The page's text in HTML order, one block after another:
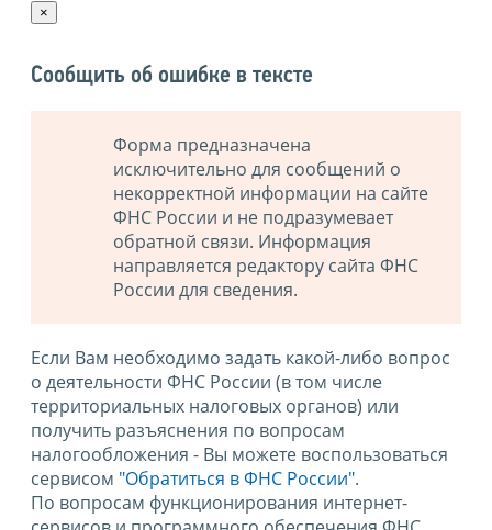
×
Сообщить об ошибке в тексте
Форма предназначена
исключительно для сообщений о
некорректной информации на сайте
ФНС России и не подразумевает
обратной связи. Информация
направляется редактору сайта ФНС
России для сведения.
Если Вам необходимо задать какой-либо вопрос
о деятельности ФНС России (в том числе
территориальных налоговых органов) или
получить разъяснения по вопросам
налогообложения - Вы можете воспользоваться
сервисом "Обратиться в ФНС России".
По вопросам функционирования интернет-